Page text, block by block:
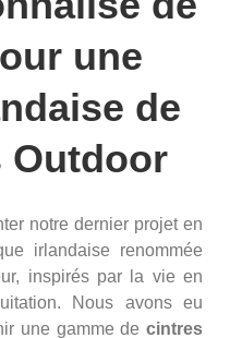
une
de
Outdoor
notre dernier projet en
irlandaise renommée
inspirés par la vie en
Nous avons eu
une gamme de cintres